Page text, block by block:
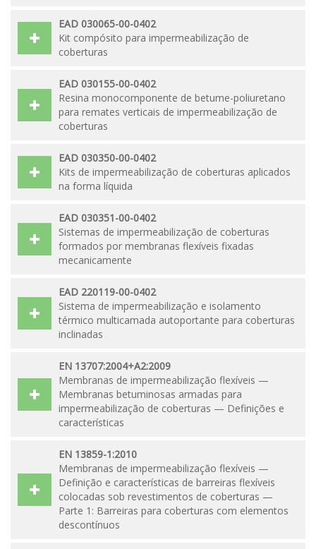
EAD 030065-00-0402
Kit compósito para impermeabilização de
coberturas
EAD 030155-00-0402
Resina monocomponente de betume-poliuretano
para remates verticais de impermeabilização de
coberturas
EAD 030350-00-0402
Kits de impermeabilização de coberturas aplicados
na forma líquida
EAD 030351-00-0402
Sistemas de impermeabilização de coberturas
formados por membranas flexíveis fixadas
mecanicamente
EAD 220119-00-0402
Sistema de impermeabilização e isolamento
térmico multicamada autoportante para coberturas
inclinadas
EN 13707:2004+A2:2009
Membranas de impermeabilização flexíveis —
Membranas betuminosas armadas para
impermeabilização de coberturas — Definições e
características
EN 13859-1:2010
Membranas de impermeabilização flexíveis —
Definição e características de barreiras flexíveis
colocadas sob revestimentos de coberturas —
Parte 1: Barreiras para coberturas com elementos
descontínuos